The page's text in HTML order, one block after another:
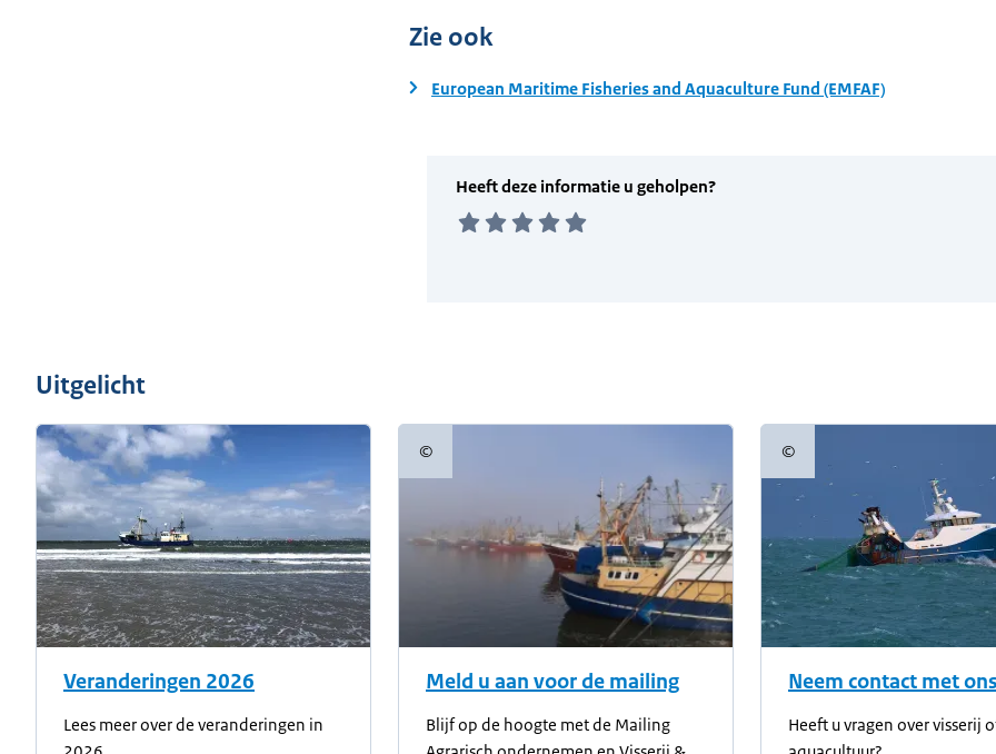
Zie ook
European Maritime Fisheries and Aquaculture Fund (EMFAF)
Uitgelicht
Veranderingen 2026
Lees meer over de veranderingen in
©Copyrightinformatie
Meld u aan voor de mailing
Blijf op de hoogte met de Mailing
©Copyrightinformatie
Neem contact met
Heeft u vragen over visserij